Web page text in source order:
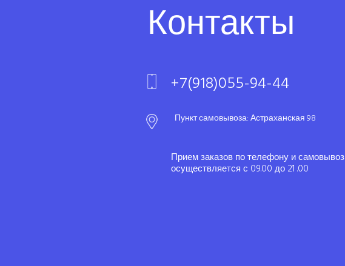
Контакты
Пункт самовывоза: Астраханская 98
+7(918)055-94-44
Прием заказов по телефону и самовывоз
осуществляется с 09.00 до 21 .00